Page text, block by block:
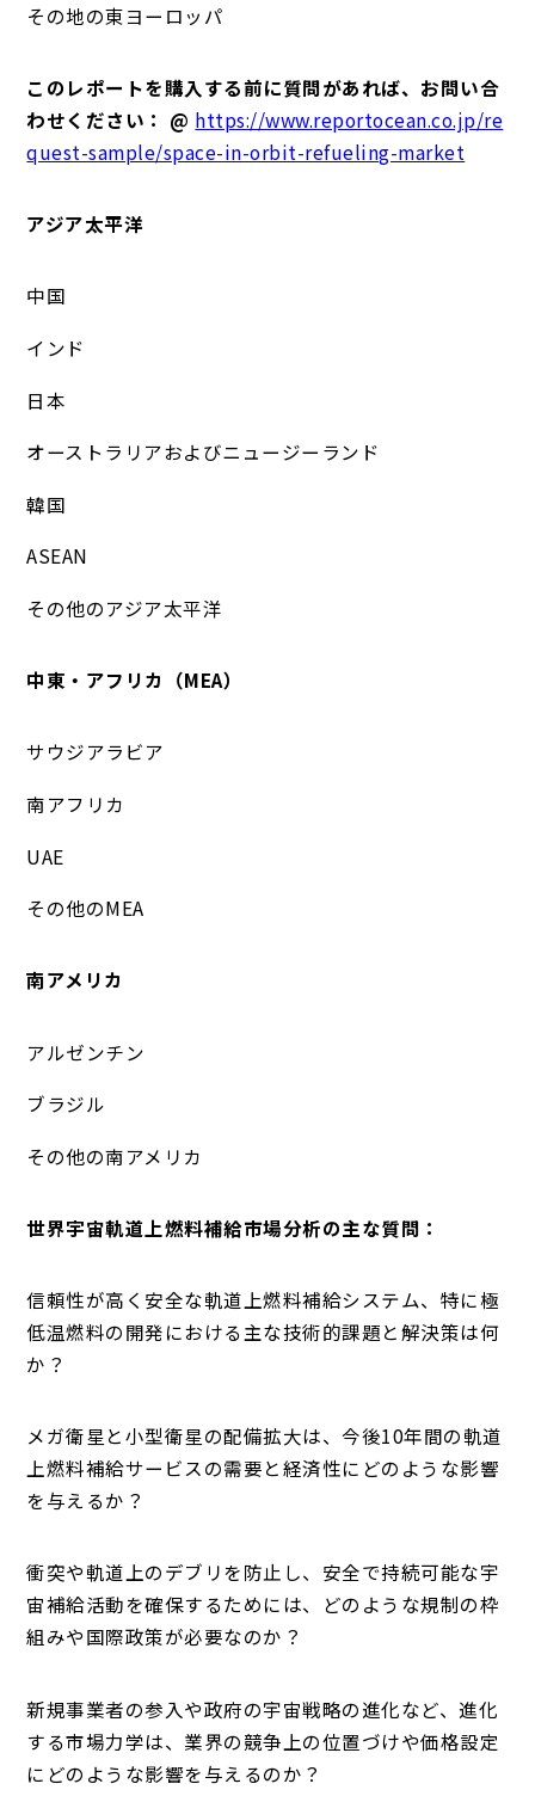
その地の東ヨーロッパ
このレポートを購入する前に質問があれば、お問い合
わせください： @ https://www.reportocean.co.jp/re
quest-sample/space-in-orbit-refueling-market
アジア太平洋
中国
インド
日本
オーストラリアおよびニュージーランド
韓国
ASEAN
その他のアジア太平洋
中東・アフリカ（MEA）
サウジアラビア
南アフリカ
UAE
その他のMEA
南アメリカ
アルゼンチン
ブラジル
その他の南アメリカ
世界宇宙軌道上燃料補給市場分析の主な質問：
信頼性が高く安全な軌道上燃料補給システム、特に極
低温燃料の開発における主な技術的課題と解決策は何
か？
メガ衛星と小型衛星の配備拡大は、今後10年間の軌道
上燃料補給サービスの需要と経済性にどのような影響
を与えるか？
衝突や軌道上のデブリを防止し、安全で持続可能な宇
宙補給活動を確保するためには、どのような規制の枠
組みや国際政策が必要なのか？
新規事業者の参入や政府の宇宙戦略の進化など、進化
する市場力学は、業界の競争上の位置づけや価格設定
にどのような影響を与えるのか？